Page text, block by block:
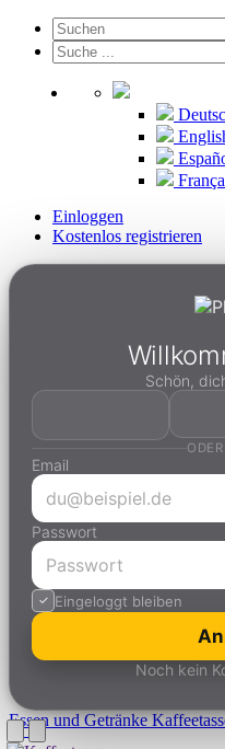
Einloggen
Kostenlos registrieren
Schön,
Email
Passwort
Eingeloggt bleiben
Noch kein
Essen und Getränke